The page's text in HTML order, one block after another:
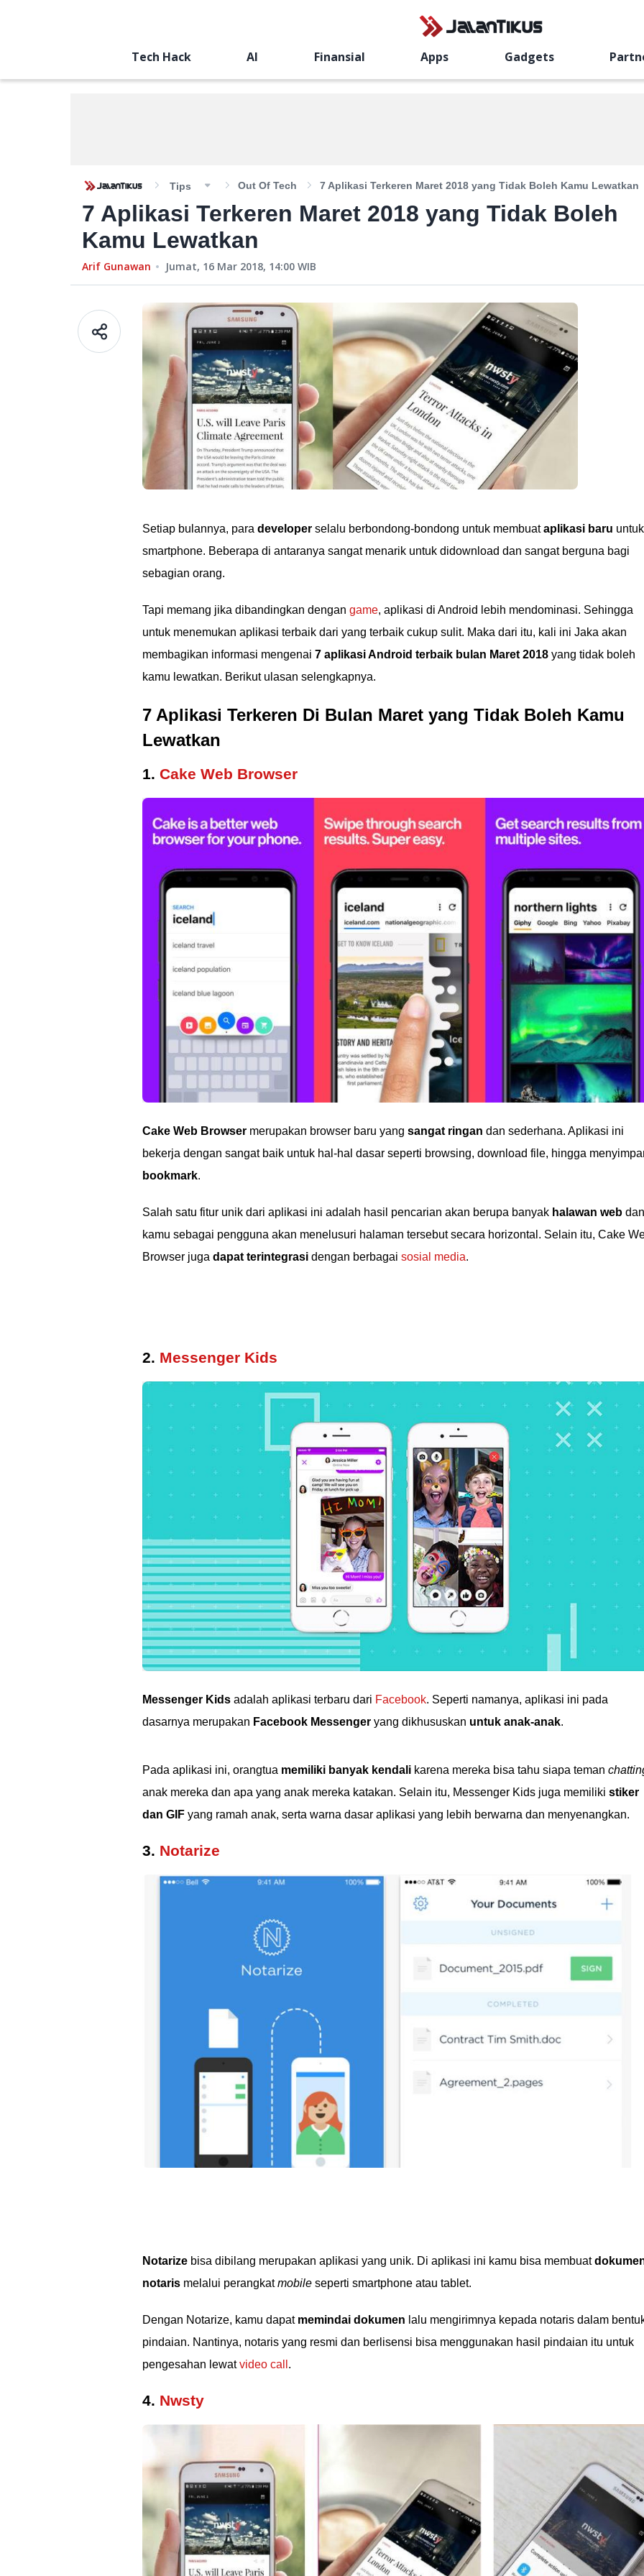
Tech Hack AI Finansial Apps Gadgets
Tips Out Of Tech 7 Aplikasi Terkeren Maret 2018 yang Tidak Boleh Kamu Lewatkan
7 Aplikasi Terkeren Maret 2018 yang Tidak Boleh
Kamu Lewatkan
Arif Gunawan Jumat, 16 Mar 2018, 14:00 WIB
Setiap bulannya, para developer selalu berbondong-bondong untuk membuataplikasi baru untuk
smartphone. Beberapa di antaranya sangat menarik untuk didownload dan sangat berguna bagi
sebagian orang.
Tapi memang jika dibandingkan dengan game, aplikasi di Android lebih mendominasi. Sehingga
untuk menemukan aplikasi terbaik dari yang terbaik cukup sulit. Maka dari itu, kali ini Jaka akan
membagikan informasi mengenai 7 aplikasi Android terbaik bulan Maret 2018 yang tidak boleh
kamu lewatkan. Berikut ulasan selengkapnya.
7 Aplikasi Terkeren Di Bulan Maret yang Tidak Boleh Kamu
Lewatkan
1. Cake Web Browser
Cake Web Browser merupakan browser baru yang sangat ringan dan sederhana. Aplikasi ini
bekerja dengan sangat baik untuk hal-hal dasar seperti browsing, download file, hingga
bookmark.
Salah satu fitur unik dari aplikasi ini adalah hasil pencarian akan berupa banyak halawan web dan
kamu sebagai pengguna akan menelusuri halaman tersebut secara horizontal. Selain itu, Cake
Browser juga dapat terintegrasi dengan berbagai sosial media.
2. Messenger Kids
Messenger Kids adalah aplikasi terbaru dari Facebook. Seperti namanya, aplikasi ini pada
dasarnya merupakan Facebook Messenger yang dikhususkan untuk anak-anak.
Pada aplikasi ini, orangtua memiliki banyak kendali karena mereka bisa tahu siapa teman
anak mereka dan apa yang anak mereka katakan. Selain itu, Messenger Kids juga memiliki stiker
dan GIF yang ramah anak, serta warna dasar aplikasi yang lebih berwarna dan menyenangkan.
3. Notarize
Notarize bisa dibilang merupakan aplikasi yang unik. Di aplikasi ini kamu bisa membuat
notaris melalui perangkatmobile seperti smartphone atau tablet.
Dengan Notarize, kamu dapat memindai dokumen lalu mengirimnya kepada notaris dalam
pindaian. Nantinya, notaris yang resmi dan berlisensi bisa menggunakan hasil pindaian itu untuk
pengesahan lewatvideo call .
4. Nwsty